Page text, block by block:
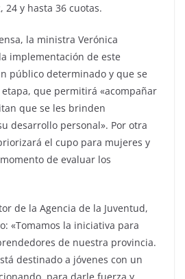
24 y hasta 36 cuotas.
la ministra Verónica
implementación de este
público determinado y que se
que permitirá «acompañar
que se les brinden
desarrollo personal». Por otra
el cupo para mujeres y
de evaluar los
de la Agencia de la Juventud,
«Tomamos la iniciativa para
de nuestra provincia.
destinado a jóvenes con un